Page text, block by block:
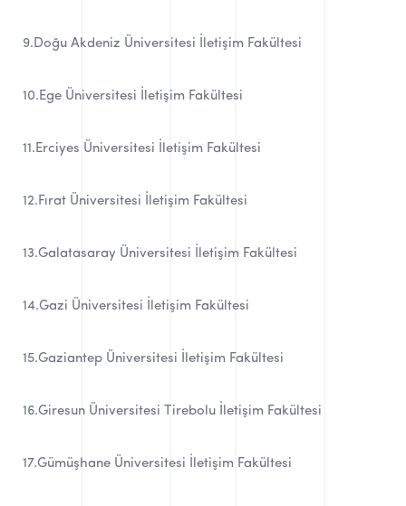
9.Doğu Akdeniz Üniversitesi İletişim Fakültesi
10.Ege Üniversitesi İletişim Fakültesi
11.Erciyes Üniversitesi İletişim Fakültesi
12.Fırat Üniversitesi İletişim Fakültesi
13.Galatasaray Üniversitesi İletişim Fakültesi
14.Gazi Üniversitesi İletişim Fakültesi
15.Gaziantep Üniversitesi İletişim Fakültesi
16.Giresun Üniversitesi Tirebolu İletişim Fakültesi
17.Gümüşhane Üniversitesi İletişim Fakültesi